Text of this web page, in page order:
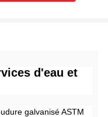
d'eau et
galvanisé ASTM